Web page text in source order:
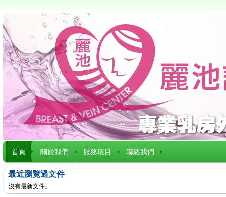
首頁 關於我們 服務項目 聯絡我們
最近瀏覽過文件
沒有最新文件。